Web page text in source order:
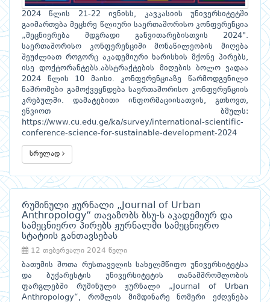
2024 წლის 21-22 ივნისს, კავკასიის უნივერსიტეტში
გაიმართება მეცხრე წლიური საერთაშორისო კონფერენცია
„მეცნიერება მდგრადი განვითარებისთვის 2024".
საერთაშორისო კონფერენციში მონაწილეობის მიღება
შეუძლიათ როგორც აკადემიური ხარისხის მქონე პირებს,
ისე დოქტორანტებს.აბსტრაქტების მიღების ბოლო ვადაა
2024 წლის 10 მაისი. კონფერენციაზე წარმოდგენილი
ნაშრომები გამოქვეყნდება საერთაშორისო კონფერენციის
კრებულში. დამატებითი ინფორმაციისათვის, გთხოვთ,
ეწვიოთ ბმულს:
https://www.cu.edu.ge/ka/survey/international-scientific-
conference-science-for-sustainable-development-2024
სრულად
რუმინული ჟურნალი „Journal of Urban
Anthropology“ თავაზობს ბსუ-ს აკადემიურ და
სამეცნიერო პირებს ჟურნალში სამეცნიერო
სტატიის განთავსებას
12 თებერვალი 2024 წელი
ბათუმის შოთა რუსთაველის სახელმწიფო უნივერსიტეტსა
და ბუქარესტის უნივერსიტეტის თანამშრომლობის
ფარგლებში რუმინული ჟურნალი „Journal of Urban
Anthropology“, რომლის მიმდინარე ნომერი ეძღვნება